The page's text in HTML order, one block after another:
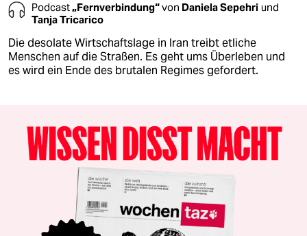
Podcast„Fernverbindung“von Daniela Sepehri und
Tanja Tricarico
Die desolate Wirtschaftslage in Iran treibt etliche
Menschen auf die Straßen. Es geht ums Überleben und
es wird ein Ende des brutalen Regimes gefordert.